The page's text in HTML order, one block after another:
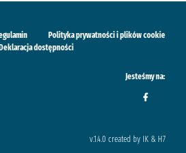
Polityka prywatności i plików cookie
Deklaracja dostępności
Jesteśmy na:
v.1.4.0 created by IK & H7